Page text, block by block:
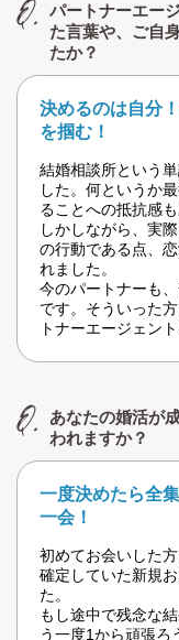
パートナーエー
た言葉や、ご自
たか？
決めるのは自分
を掴む！
結婚相談所という
した。何というか
ることへの抵抗感も
しかしながら、実
の行動である点、
れました。
今のパートナーも
です。そういった
トナーエージェン
あなたの婚活が
われますか？
一度決めたら全
一会！
初めてお会いした
確定していた新規
た。
もし途中で残念な
う一度1から頑張ろ